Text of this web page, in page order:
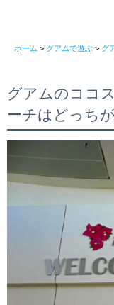
ホーム > グアムで遊ぶ > グ
グアムのココ
ーチはどっち